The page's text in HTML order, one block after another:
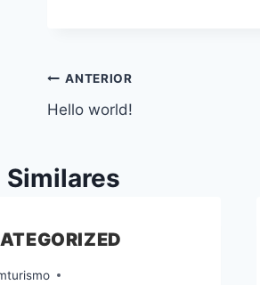
Navegação
de
ANTERIOR
Hello world!
Similares